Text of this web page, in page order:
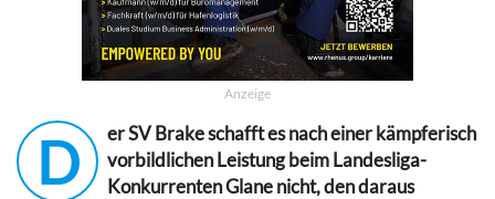
Anzeige
D
er SV Brake schafft es nach einer kämpferisch
vorbildlichen Leistung beim Landesliga-
Konkurrenten Glane nicht, den daraus